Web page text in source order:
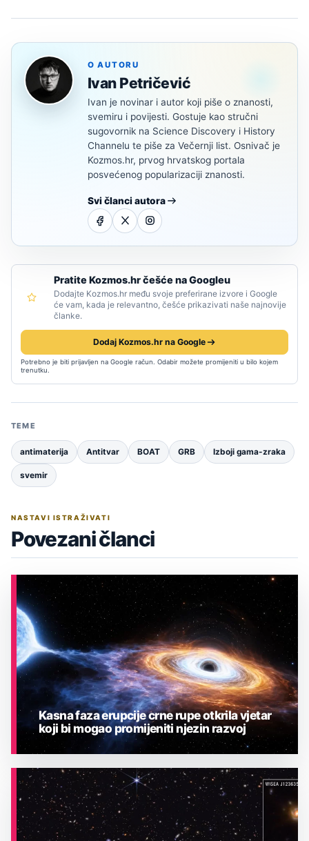
O AUTORU
Ivan Petričević
Ivan je novinar i autor koji piše o znanosti,
svemiru i povijesti. Gostuje kao stručni
sugovornik na Science Discovery i History
Channelu te piše za Večernji list. Osnivač je
Kozmos.hr, prvog hrvatskog portala
posvećenog popularizaciji znanosti.
Svi članci autora
Pratite Kozmos.hr češće na Googleu
Dodajte Kozmos.hr među svoje preferirane izvore i Google
će vam, kada je relevantno, češće prikazivati naše najnovije
članke.
Dodaj Kozmos.hr na Google
Potrebno je biti prijavljen na Google račun. Odabir možete promijeniti u bilo kojem
trenutku.
TEME
antimaterija Antitvar BOAT GRB Izboji gama-zraka
svemir
NASTAVI ISTRAŽIVATI
Povezani članci
ASTRONOMIJA
Kasna faza erupcije crne rupe otkrila vjetar
koji bi mogao promijeniti njezin razvoj